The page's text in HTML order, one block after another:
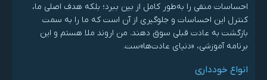
احساسات منفی را به‌طور کامل از بین ببرد؛ بلکه هدف اصلی ما،
کنترل این احساسات و جلوگیری از آن است که ما را به سمت
بازگشت به عادت قبلی سوق دهند. من اروند ملا هستم و این
برنامه آموزشی، «دنیای عادت‌ها»ست.
انواع خودداری